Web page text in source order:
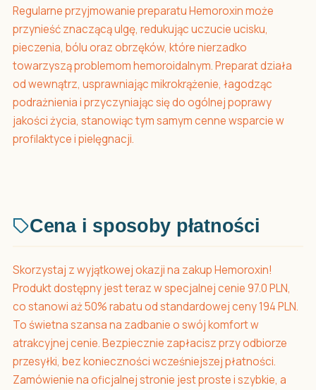
Regularne przyjmowanie preparatu Hemoroxin może
przynieść znaczącą ulgę, redukując uczucie ucisku,
pieczenia, bólu oraz obrzęków, które nierzadko
towarzyszą problemom hemoroidalnym. Preparat działa
od wewnątrz, usprawniając mikrokrążenie, łagodząc
podrażnienia i przyczyniając się do ogólnej poprawy
jakości życia, stanowiąc tym samym cenne wsparcie w
profilaktyce i pielęgnacji.
Cena i sposoby płatności
Skorzystaj z wyjątkowej okazji na zakup Hemoroxin!
Produkt dostępny jest teraz w specjalnej cenie 97.0 PLN,
co stanowi aż 50% rabatu od standardowej ceny 194 PLN.
To świetna szansa na zadbanie o swój komfort w
atrakcyjnej cenie. Bezpiecznie zapłacisz przy odbiorze
przesyłki, bez konieczności wcześniejszej płatności.
Zamówienie na oficjalnej stronie jest proste i szybkie, a